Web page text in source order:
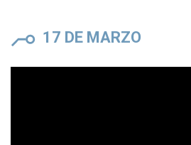
17 DE MARZO